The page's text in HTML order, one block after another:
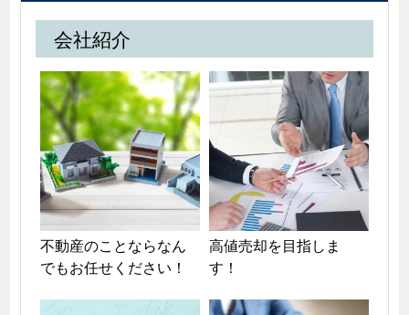
会社紹介
不動産のことならなん
でもお任せください！
高値売却を目指しま
す！